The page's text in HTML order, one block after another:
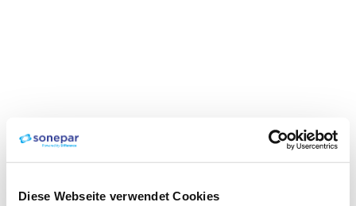
Diese Webseite verwendet Cookies